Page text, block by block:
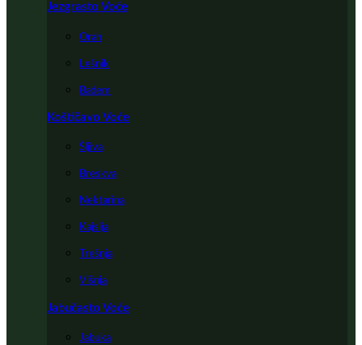
Jezgrasto Voće
Orah
Lešnik
Badem
Koštičavo Voće
Šljiva
Breskva
Nektarina
Kajsija
Trešnja
Višnja
Jabučasto Voće
Jabuka